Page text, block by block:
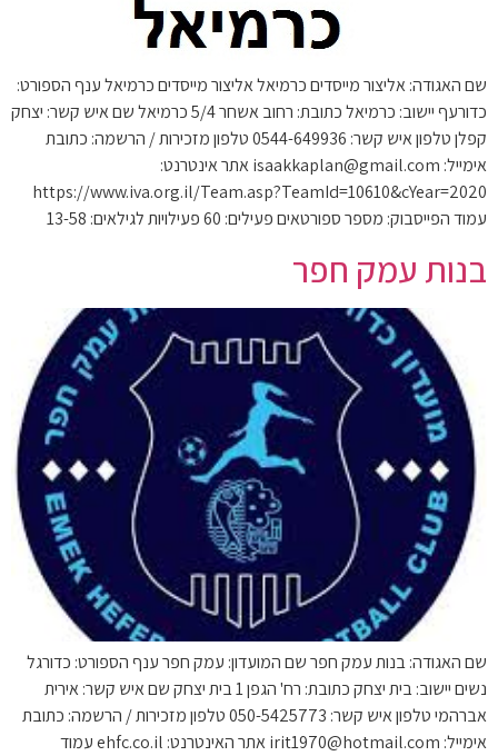
שם האגודה: אליצור מייסדים כרמיאל אליצור מייסדים כרמיאל ענף הספורט:
כדורעף יישוב: כרמיאל כתובת: רחוב אשחר 5/4 כרמיאל שם איש קשר: יצחק
קפלן טלפון איש קשר: 0544-649936 טלפון מזכירות / הרשמה: כתובת
אימייל: isaakkaplan@gmail.com אתר אינטרנט:
https://www.iva.org.il/Team.asp?TeamId=10610&cYear=2020
עמוד הפייסבוק: מספר ספורטאים פעילים: 60 פעילויות לגילאים: 13-58
בנות עמק חפר
שם האגודה: בנות עמק חפר שם המועדון: עמק חפר ענף הספורט: כדורגל
נשים יישוב: בית יצחק כתובת: רח' הגפן 1 בית יצחק שם איש קשר: אירית
אברהמי טלפון איש קשר: 050-5425773 טלפון מזכירות / הרשמה: כתובת
אימייל: irit1970@hotmail.com אתר האינטרנט: ehfc.co.il עמוד